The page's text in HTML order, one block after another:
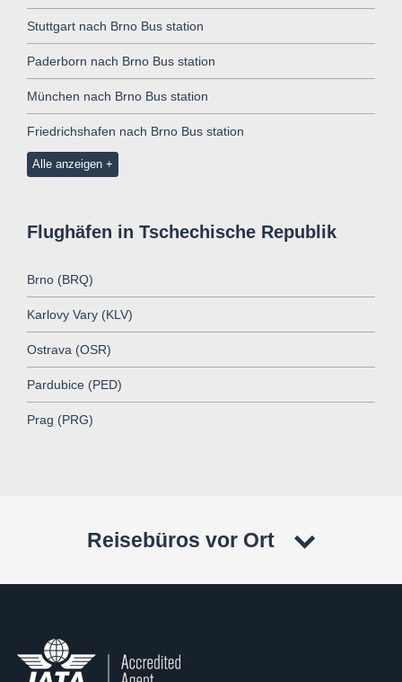
Stuttgart nach Brno Bus station
Paderborn nach Brno Bus station
München nach Brno Bus station
Friedrichshafen nach Brno Bus station
Alle anzeigen
Flughäfen in Tschechische Republik
Brno (BRQ)
Karlovy Vary (KLV)
Ostrava (OSR)
Pardubice (PED)
Prag (PRG)
Reisebüros vor Ort